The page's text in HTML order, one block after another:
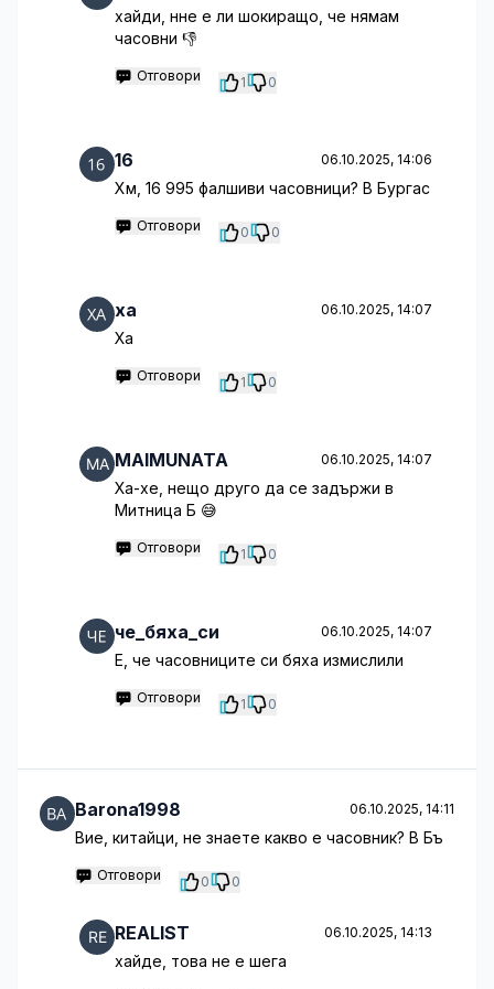
хайди, нне е ли шокиращо, че нямам
часовни 👎
Отговори 1 0
16 06.10.2025, 14:06
Хм, 16 995 фалшиви часовници? В Бургас
Отговори 0 0
ха 06.10.2025, 14:07
Ха
Отговори 1 0
MAIMUNATA 06.10.2025, 14:07
Ха-хе, нещо друго да се задържи в
Митница Б 😅
Отговори 1 0
че_бяха_си 06.10.2025, 14:07
E, че часовниците си бяха измислили
Отговори 1 0
Barona1998 06.10.2025, 14:11
Вие, китайци, не знаете какво е часовник? В Бъ
Отговори 0 0
REALIST 06.10.2025, 14:13
хайде, това не е шега